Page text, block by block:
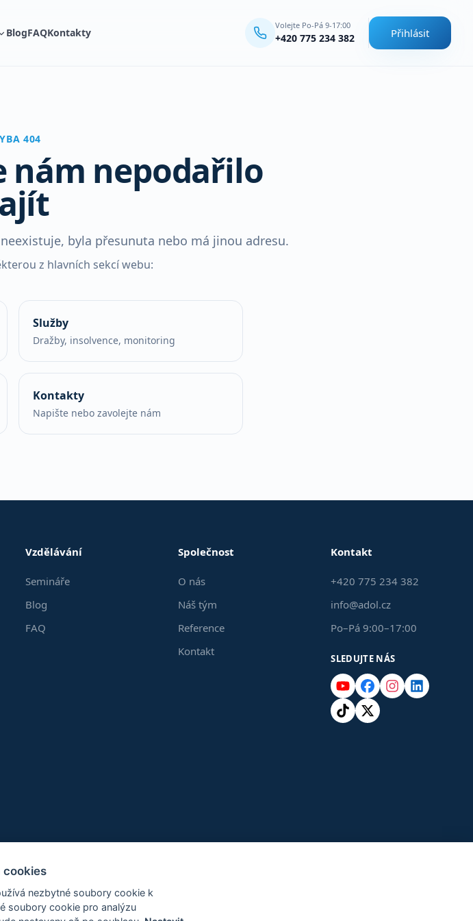
BlogFAQKontakty
Volejte Po-Pá 9-17:00
+420 775 234 382 Přihlásit
404
nám nepodařilo
neexistuje, byla přesunuta nebo má jinou adresu.
z hlavních sekcí webu:
Služby
Dražby, insolvence, monitoring
Kontakty
Napište nebo zavolejte nám
Vzdělávání
Semináře
Blog
FAQ
Společnost
O nás
Náš tým
Reference
Kontakt
Kontakt
+420 775 234 382
info@adol.cz
Po–Pá 9:00–17:00
SLEDUJTE NÁS
YouTubeFacebook
Instagram
LinkedIn
TikTok
X
cookies
nezbytné soubory cookie k
soubory cookie pro analýzu